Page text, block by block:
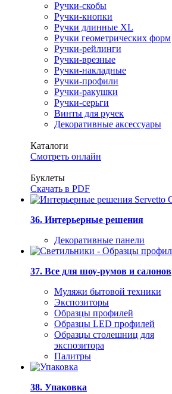
Ручки-скобы
Ручки-кнопки
Ручки длинные XL
Ручки геометрических форм
Ручки-рейлинги
Ручки-врезные
Ручки-накладные
Ручки-профили
Ручки-ракушки
Ручки-серьги
Винты для ручек
Декоративные аксессуары
Каталоги
Смотреть онлайн
Буклеты
Скачать в PDF
36. Интерьерные решения
Декоративные панели
37. Все для шоу-румов и салонов
Муляжи бытовой техники
Экспозиторы
Образцы профилей
Образцы LED профилей
Образцы столешниц для
экспозитора
Палитры
38. Упаковка